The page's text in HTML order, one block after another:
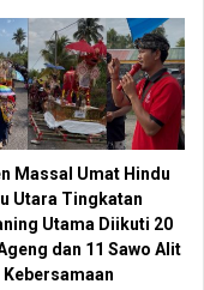
Massal Umat Hindu
Utara Tingkatan
Utama Diikuti 20
dan 11 Sawo Alit
Kebersamaan